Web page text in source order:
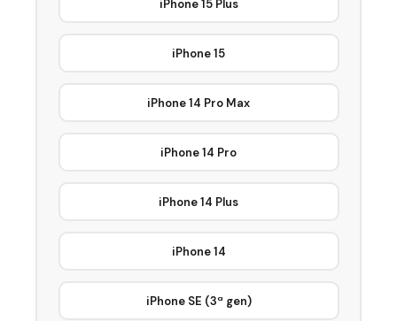
iPhone 15 Plus
iPhone 15
iPhone 14 Pro Max
iPhone 14 Pro
iPhone 14 Plus
iPhone 14
iPhone SE (3ª gen)